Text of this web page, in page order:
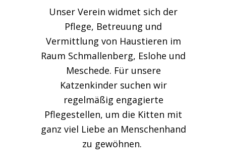
Unser Verein widmet sich der
Pflege, Betreuung und
Vermittlung von Haustieren im
Raum Schmallenberg, Eslohe und
Meschede. Für unsere
Katzenkinder suchen wir
regelmäßig engagierte
Pflegestellen, um die Kitten mit
ganz viel Liebe an Menschenhand
zu gewöhnen.